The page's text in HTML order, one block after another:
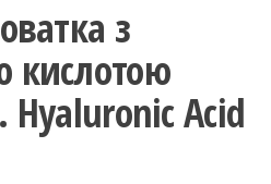
з
кислотою
Acid